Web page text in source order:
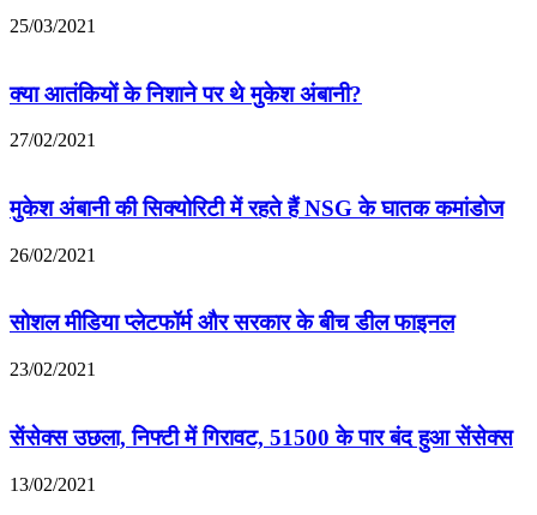
25/03/2021
क्या आतंकियों के निशाने पर थे मुकेश अंबानी?
27/02/2021
मुकेश अंबानी की सिक्‍योरिटी में रहते हैं NSG के घातक कमांडोज
26/02/2021
सोशल मीडिया प्लेटफॉर्म और सरकार के बीच डील फाइनल
23/02/2021
सेंसेक्स उछला, निफ्टी में गिरावट, 51500 के पार बंद हुआ सेंसेक्स
13/02/2021